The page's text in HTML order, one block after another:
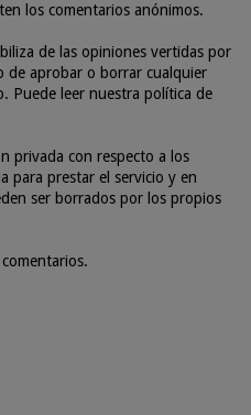
los comentarios anónimos.
de las opiniones vertidas por
de aprobar o borrar cualquier
Puede leer nuestra política de
privada con respecto a los
para prestar el servicio y en
ser borrados por los propios